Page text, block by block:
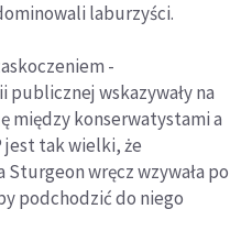
laburzyści.
-
wskazywały na
między konserwatystami a
tak wielki, że
wręcz wzywała po
podchodzić do niego